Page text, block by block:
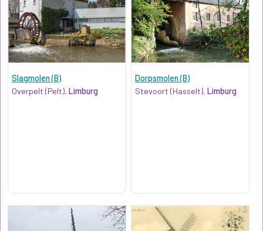
Slagmolen (B)
Overpelt (Pelt), Limburg
Dorpsmolen (B)
Stevoort (Hasselt),Limburg